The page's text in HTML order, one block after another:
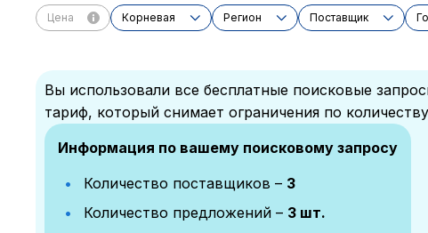
Цена Корневая Регион Поставщик
Вы использовали все бесплатные поисковые
тариф, который снимает ограничения по
Информация по вашему поисковому запросу
Количество поставщиков – 3
Количество предложений – 3 шт.